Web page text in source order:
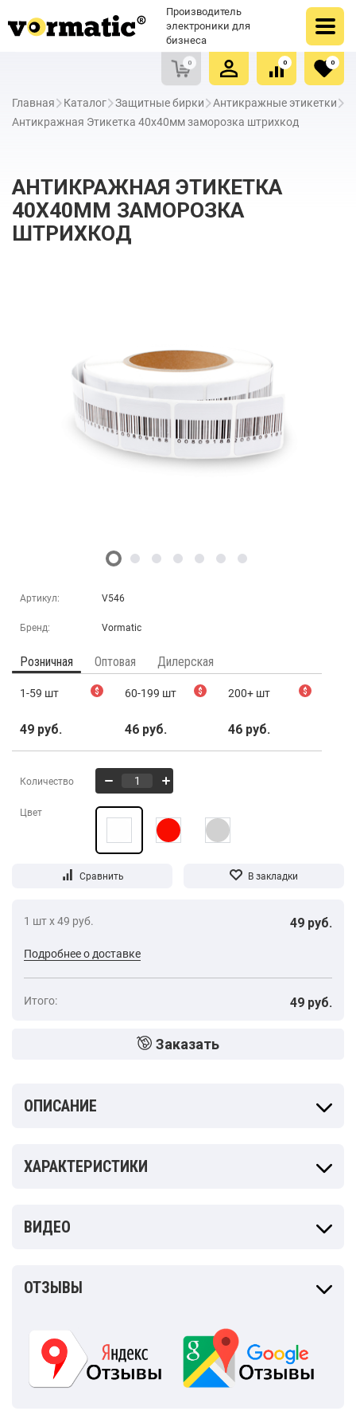
Производитель
электроники для
бизнеса
0
Очистить список сравнения
0
Очистить избранное
0
Главная Каталог Защитные бирки
Антикражные этикетки
Антикражная Этикетка 40х40мм заморозка штрихкод
АНТИКРАЖНАЯ ЭТИКЕТКА
40Х40ММ ЗАМОРОЗКА
ШТРИХКОД
Артикул: V546
Бренд: Vormatic
Розничная Оптовая Дилерская
1-59 шт $
49 руб.
60-199 шт $
46 руб.
200+ шт $
46 руб.
Количество
Цвет
1 шт х 49 руб. 49 руб.
Подробнее о доставке
Итого: 49 руб.
Заказать
ОПИСАНИЕ
ХАРАКТЕРИСТИКИ
ВИДЕО
ОТЗЫВЫ